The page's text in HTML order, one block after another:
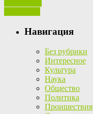
Навигация
Без рубрики
Интересное
Культура
Наука
Общество
Политика
Проишествия